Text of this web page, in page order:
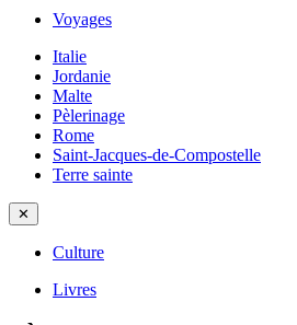
Voyages
Italie
Jordanie
Malte
Pèlerinage
Rome
Saint-Jacques-de-Compostelle
Terre sainte
✕
Culture
Livres